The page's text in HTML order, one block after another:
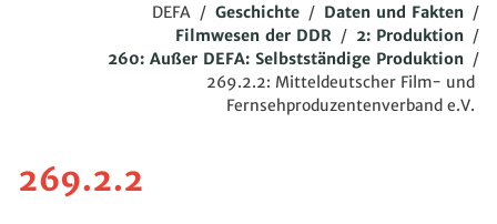
DEFA / Geschichte / Daten und Fakten /
Filmwesen der DDR / 2: Produktion /
260: Außer DEFA: Selbstständige Produktion /
269.2.2: Mitteldeutscher Film- und
Fernsehproduzentenverband e.V.
269.2.2